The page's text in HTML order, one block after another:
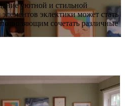
уютной и стильной
эклектики может стать
сочетать различные